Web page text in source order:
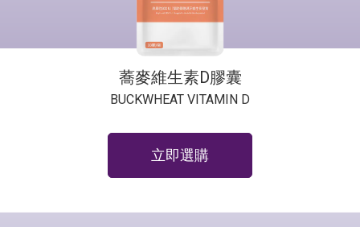
蕎麥維生素D膠囊
BUCKWHEAT VITAMIN D
立即選購